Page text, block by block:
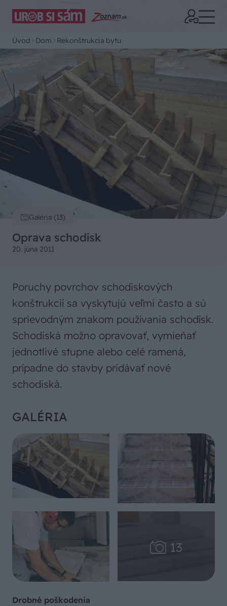
Úvod Dom Rekonštrukcia bytu
Galéria (13)
Oprava schodísk
20. júna 2011
Poruchy povrchov schodiskových
konštrukcií sa vyskytujú veľmi často a sú
sprievodným znakom používania schodísk.
Schodiská možno opravovať, vymieňať
jednotlivé stupne alebo celé ramená,
prípadne do stavby pridávať nové
schodiská.
GALÉRIA
Drobné poškodenia